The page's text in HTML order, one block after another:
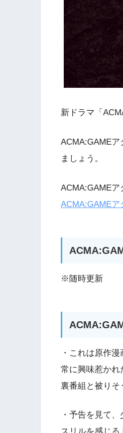
新ドラマ「
ACMA:GAME
ましょう。
ACMA:GAME
ACMA:GAMEア
※随時更新
・これは原作
常に興味惹かれ
裏番組と被りそ
・予告を見て